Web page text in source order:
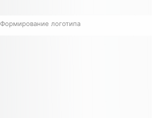
Формирование логотипа